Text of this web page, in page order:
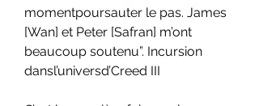
momentpoursauter le pas. James
[Wan] et Peter [Safran] m’ont
beaucoup soutenu”. Incursion
dansl’universd’Creed III